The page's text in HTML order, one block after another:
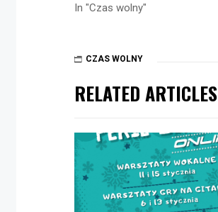
In "Czas wolny"
CZAS WOLNY
RELATED ARTICLES